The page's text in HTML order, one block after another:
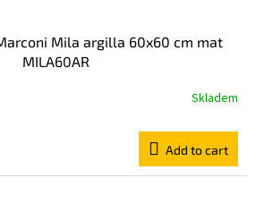
Mila argilla 60x60 cm mat
MILA60AR
Skladem
Add to cart